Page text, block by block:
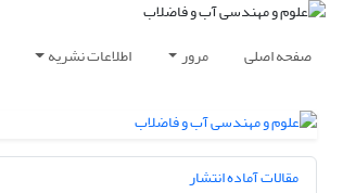
صفحه اصلی مرور اطلاعات نشریه
مقالات آماده انتشار